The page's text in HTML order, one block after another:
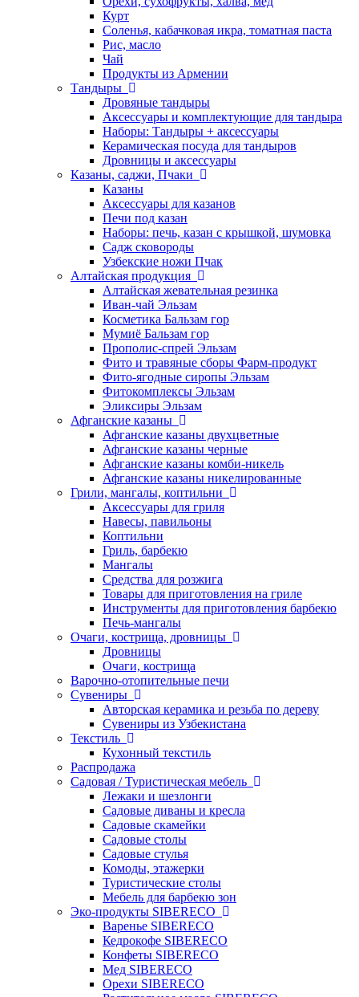
Курт
Соленья, кабачковая икра, томатная паста
Рис, масло
Чай
Продукты из Армении
Тандыры
Дровяные тандыры
Аксессуары и комплектующие для тандыра
Наборы: Тандыры + аксессуары
Керамическая посуда для тандыров
Дровницы и аксессуары
Казаны, саджи, Пчаки
Казаны
Аксессуары для казанов
Печи под казан
Наборы: печь, казан с крышкой, шумовка
Садж сковороды
Узбекские ножи Пчак
Алтайская продукция
Алтайская жевательная резинка
Иван-чай Эльзам
Косметика Бальзам гор
Мумиё Бальзам гор
Прополис-спрей Эльзам
Фито и травяные сборы Фарм-продукт
Фито-ягодные сиропы Эльзам
Фитокомплексы Эльзам
Эликсиры Эльзам
Афганские казаны
Афганские казаны двухцветные
Афганские казаны черные
Афганские казаны комби-никель
Афганские казаны никелированные
Грили, мангалы, коптильни
Аксессуары для гриля
Навесы, павильоны
Коптильни
Гриль, барбекю
Мангалы
Средства для розжига
Товары для приготовления на гриле
Инструменты для приготовления барбекю
Печь-мангалы
Очаги, кострища, дровницы
Дровницы
Очаги, кострища
Варочно-отопительные печи
Сувениры
Авторская керамика и резьба по дереву
Сувениры из Узбекистана
Текстиль
Кухонный текстиль
Распродажа
Садовая / Туристическая мебель
Лежаки и шезлонги
Садовые диваны и кресла
Садовые скамейки
Садовые столы
Садовые стулья
Комоды, этажерки
Туристические столы
Мебель для барбекю зон
Эко-продукты SIBERECO
Варенье SIBERECO
Кедрокофе SIBERECO
Конфеты SIBERECO
Мед SIBERECO
Орехи SIBERECO